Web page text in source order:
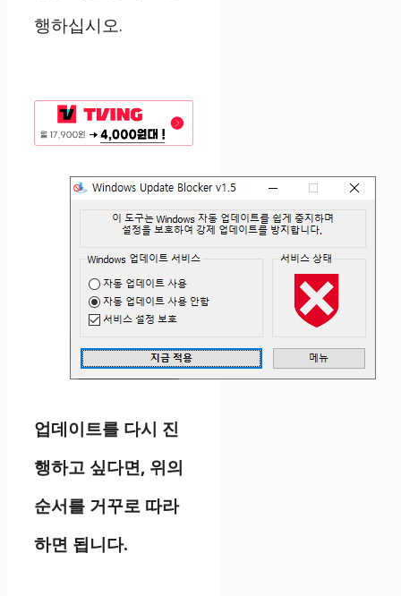
행하십시오.
업데이트를 다시 진
행하고 싶다면, 위의
순서를 거꾸로 따라
하면 됩니다.